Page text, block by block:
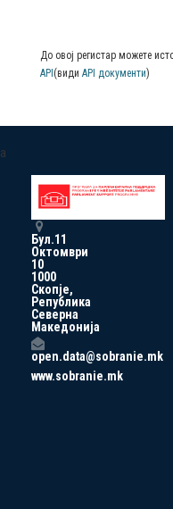
До овој регистар можете
API (види API документи)
a
Бул.11
Октомври
10
1000
Скопје,
Република
Северна
Македонија
open.data@sobranie.mk
www.sobranie.mk